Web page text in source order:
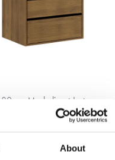
About
80 cm Mørkolieret Just
Wood Original Vaskeskab
DKK